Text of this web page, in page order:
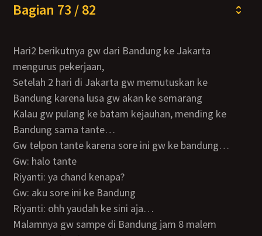
Bagian 73 / 82
Hari2 berikutnya gw dari Bandung ke Jakarta
mengurus pekerjaan,
Setelah 2 hari di Jakarta gw memutuskan ke
Bandung karena lusa gw akan ke semarang
Kalau gw pulang ke batam kejauhan, mending ke
Bandung sama tante…
Gw telpon tante karena sore ini gw ke bandung…
Gw: halo tante
Riyanti: ya chand kenapa?
Gw: aku sore ini ke Bandung
Riyanti: ohh yaudah ke sini aja…
Malamnya gw sampe di Bandung jam 8 malem